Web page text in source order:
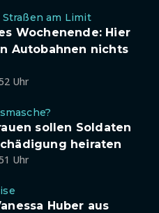
am Limit
Wochenende: Hier
Autobahnen nichts
Uhr
sollen Soldaten
heiraten
Uhr
Huber aus